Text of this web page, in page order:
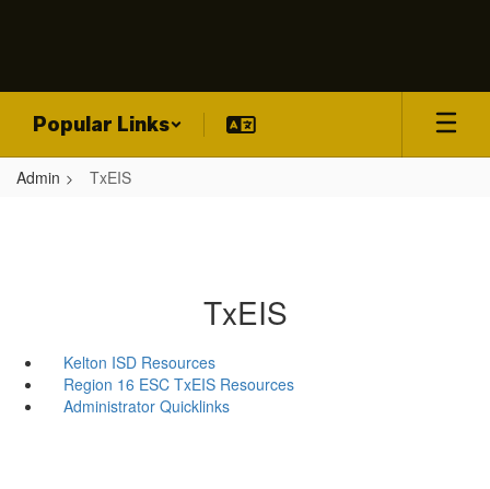
Popular Links
Admin TxEIS
TxEIS
Kelton ISD Resources
Region 16 ESC TxEIS Resources
Administrator Quicklinks